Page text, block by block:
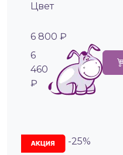
Цвет
6 800 ₽
6
460
₽
-25%